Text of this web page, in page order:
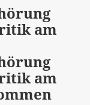
am
am